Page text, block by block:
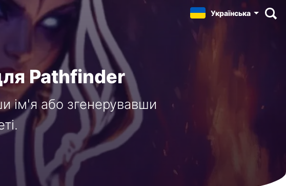
Українська
Pathfinder
ім'я або згенерувавши